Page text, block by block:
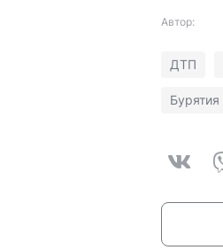
Автор:
ДТП
Бурятия